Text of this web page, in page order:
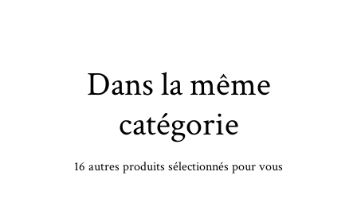
Dans la même
catégorie
16 autres produits sélectionnés pour vous